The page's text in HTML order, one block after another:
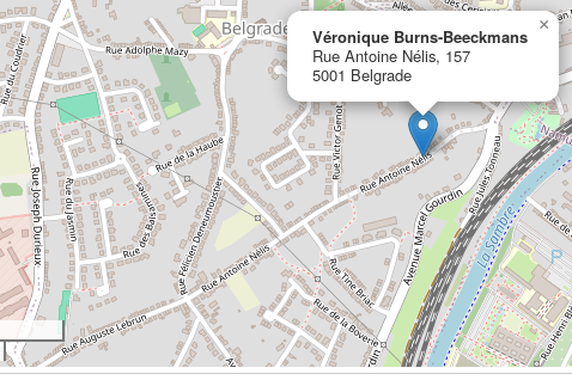
Véronique Burns-Beeckmans
Rue Antoine Nélis, 157
5001 Belgrade
×